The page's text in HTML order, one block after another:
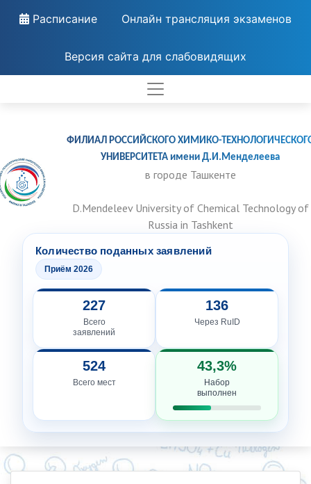
Расписание Онлайн трансляция экзаменов
Версия сайта для слабовидящих
ФИЛИАЛ РОССИЙСКОГО ХИМИКО-
УНИВЕРСИТЕТА имени Д.И.Менделеева
в городе Ташкенте
D.Mendeleev University of Chemical Technology of
Russia in Tashkent
Количество поданных заявлений
Приём 2026
227
Всего
заявлений
136
Через RuID
524
Всего мест
43,3%
Набор
выполнен